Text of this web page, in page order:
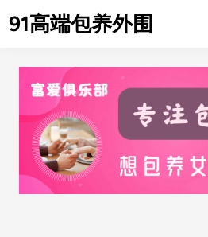
to91高端包养外围